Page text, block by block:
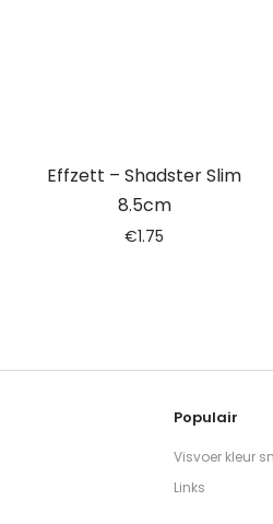
Effzett – Shadster Slim
8.5cm
€1.75
Populair
Visvoer kleur
Links